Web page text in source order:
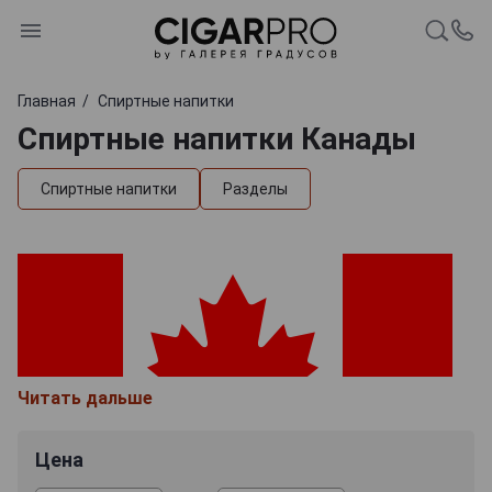
Главная Спиртные напитки
Спиртные напитки Канады
Спиртные напитки Разделы
Читать дальше
Цена